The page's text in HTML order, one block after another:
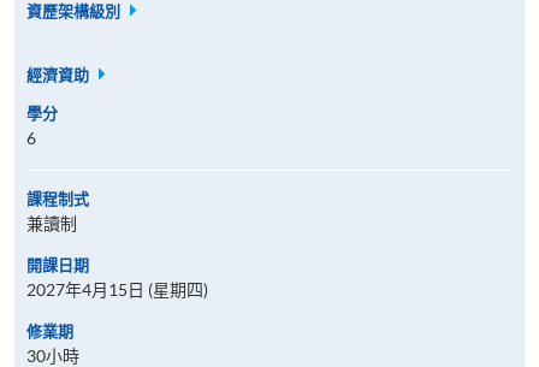
資歷架構級別
經濟資助
學分
6
課程制式
兼讀制
開課日期
2027年4月15日 (星期四)
修業期
30小時